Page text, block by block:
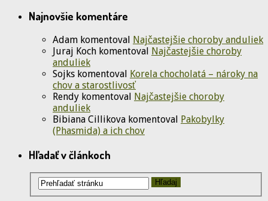
Najnovšie komentáre
Adam komentoval Najčastejšie choroby anduliek
Juraj Koch komentoval Najčastejšie choroby
anduliek
Sojks komentoval Korela chocholatá – nároky na
chov a starostlivosť
Rendy komentoval Najčastejšie choroby
anduliek
Bibiana Cillikova komentoval Pakobylky
(Phasmida) a ich chov
Hľadať v článkoch